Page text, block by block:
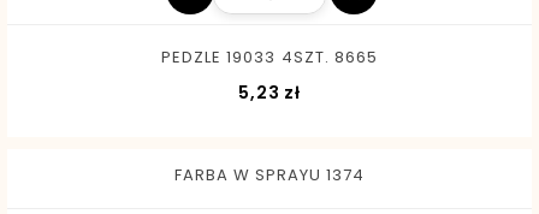
PEDZLE 19033 4SZT. 8665
5,23 zł
FARBA W SPRAYU 1374